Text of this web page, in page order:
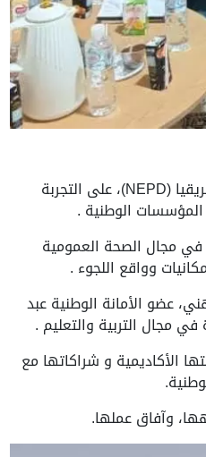
الشهيد الحافظ، 01 يوليو 2026 (واص)-وقف وفد من الشراكة الاقتصادية لتنمية أفريقيا (NEPD)، على التجربة
المؤسسات الوطنية .
في مجال الصحة العمومية
وواقع اللجوء .
عضو الأمانة الوطنية عبد
في مجال التربية والتعليم .
الأكاديمية و شراكاتها مع
وآفاق عملها.